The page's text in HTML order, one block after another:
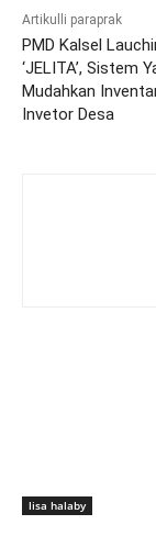
Artikulli paraprak
PMD Kalsel
‘JELITA’, Sistem
Mudahkan
Invetor Desa
lisa halaby